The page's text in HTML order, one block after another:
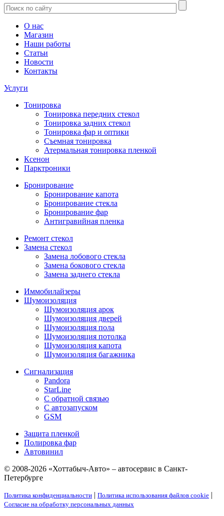
О нас
Магазин
Наши работы
Статьи
Новости
Контакты
Услуги
Тонировка
Тонировка передних стекол
Тонировка задних стекол
Тонировка фар и оптики
Съемная тонировка
Атермальная тонировка пленкой
Ксенон
Парктроники
Бронирование
Бронирование капота
Бронирование стекла
Бронирование фар
Антигравийная пленка
Ремонт стекол
Замена стекол
Замена лобового стекла
Замена бокового стекла
Замена заднего стекла
Иммобилайзеры
Шумоизоляция
Шумоизоляция арок
Шумоизоляция дверей
Шумоизоляция пола
Шумоизоляция потолка
Шумоизоляция капота
Шумоизоляция багажника
Сигнализация
Pandora
StarLine
С обратной связью
С автозапуском
GSM
Защита пленкой
Полировка фар
Автовинил
© 2008-2026 «Хоттабыч-Авто» – автосервис в Санкт-
Петербурге
Политика конфиденциальности | Политика использования файлов cookie |
Согласие на обработку персональных данных